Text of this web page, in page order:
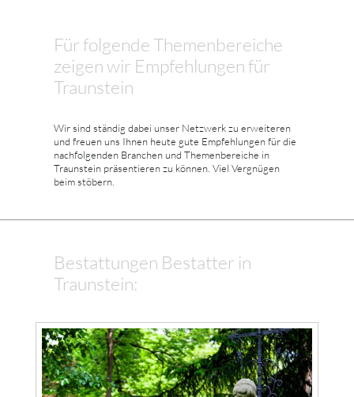
Für folgende Themenbereiche
zeigen wir Empfehlungen für
Traunstein
Wir sind ständig dabei unser Netzwerk zu erweiteren
und freuen uns Ihnen heute gute Empfehlungen für die
nachfolgenden Branchen und Themenbereiche in
Traunstein präsentieren zu können. Viel Vergnügen
beim stöbern.
Bestattungen Bestatter in
Traunstein: